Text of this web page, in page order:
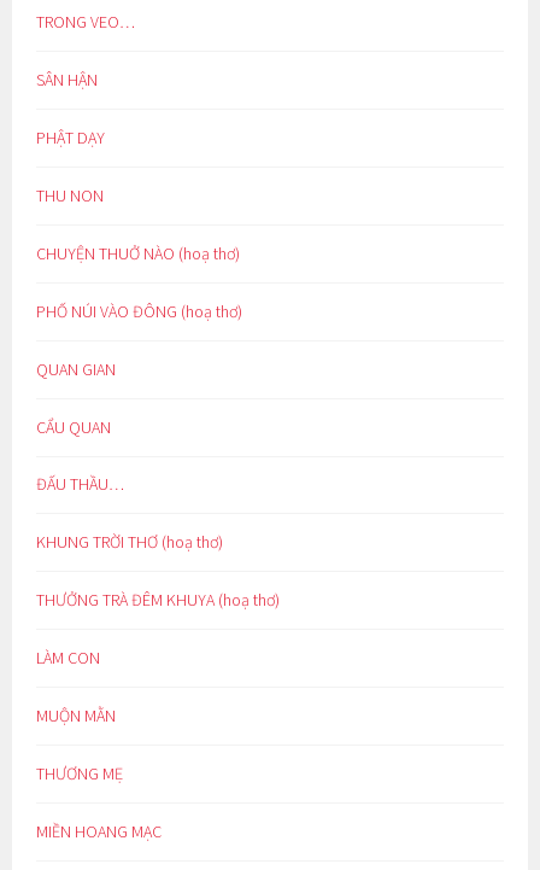
TRONG VEO…
SÂN HẬN
PHẬT DẠY
THU NON
CHUYỆN THUỞ NÀO (hoạ thơ)
PHỐ NÚI VÀO ĐÔNG (hoạ thơ)
QUAN GIAN
CẨU QUAN
ĐẤU THẦU…
KHUNG TRỜI THƠ (hoạ thơ)
THƯỞNG TRÀ ĐÊM KHUYA (hoạ thơ)
LÀM CON
MUỘN MẰN
THƯƠNG MẸ
MIỀN HOANG MẠC